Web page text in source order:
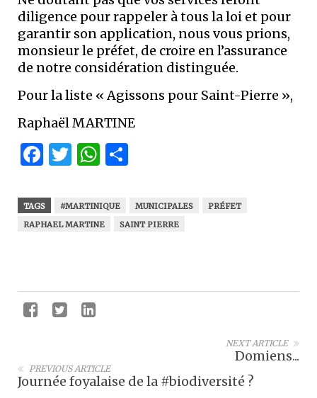
diligence pour rappeler à tous la loi et pour
garantir son application, nous vous prions,
monsieur le préfet, de croire en l’assurance
de notre considération distinguée.
Pour la liste « Agissons pour Saint-Pierre »,
Raphaël MARTINE
Facebook
Twitter
WhatsApp
TAGS #MARTINIQUE MUNICIPALES
PRÉFET
RAPHAEL MARTINE
SAINT PIERRE
NEXT ARTICLE
Domiens...
PREVIOUS ARTICLE
Journée foyalaise de la #biodiversité ?